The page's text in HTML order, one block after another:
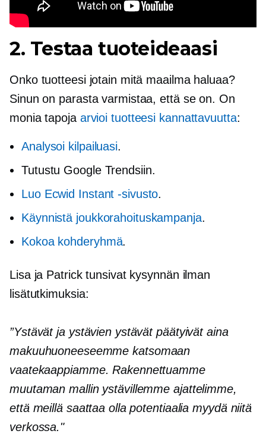
2. Testaa tuoteideaasi
Onko tuotteesi jotain mitä maailma haluaa?
Sinun on parasta varmistaa, että se on. On
monia tapoja arvioi tuotteesi kannattavuutta:
Analysoi kilpailuasi.
Tutustu Google Trendsiin.
Luo Ecwid Instant -sivusto.
Käynnistä joukkorahoituskampanja.
Kokoa kohderyhmä.
Lisa ja Patrick tunsivat kysynnän ilman
lisätutkimuksia:
”Ystävät ja ystävien ystävät päätyivät aina
makuuhuoneeseemme katsomaan
vaatekaappiamme. Rakennettuamme
muutaman mallin ystävillemme ajattelimme,
että meillä saattaa olla potentiaalia myydä niitä
verkossa."